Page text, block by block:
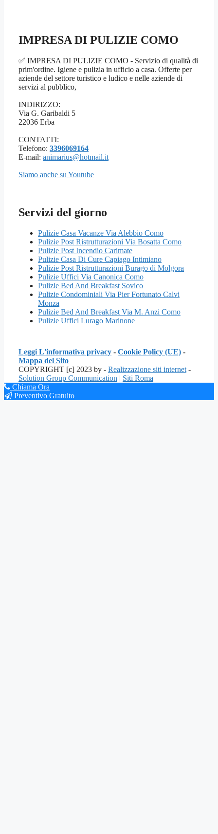
IMPRESA DI PULIZIE COMO
✅ IMPRESA DI PULIZIE COMO - Servizio di qualità di
prim'ordine. Igiene e pulizia in ufficio a casa. Offerte per
aziende del settore turistico e ludico e nelle aziende di
servizi al pubblico,
INDIRIZZO:
Via G. Garibaldi 5
22036 Erba
CONTATTI:
Telefono: 3396069164
E-mail: animarius@hotmail.it
Siamo anche su Youtube
Servizi del giorno
Pulizie Casa Vacanze Via Alebbio Como
Pulizie Post Ristrutturazioni Via Bosatta Como
Pulizie Post Incendio Carimate
Pulizie Casa Di Cure Capiago Intimiano
Pulizie Post Ristrutturazioni Burago di Molgora
Pulizie Uffici Via Canonica Como
Pulizie Bed And Breakfast Sovico
Pulizie Condominiali Via Pier Fortunato Calvi
Monza
Pulizie Bed And Breakfast Via M. Anzi Como
Pulizie Uffici Lurago Marinone
Leggi L'informativa privacy - Cookie Policy (UE) -
Mappa del Sito
COPYRIGHT [c] 2023 by - Realizzazione siti internet -
Solution Group Communication | Siti Roma
Chiama Ora
Preventivo Gratuito